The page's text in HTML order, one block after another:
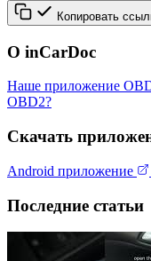
Копировать
О inCarDoc
Наше приложение
OBD2?
Скачать
Android приложение
Последние статьи